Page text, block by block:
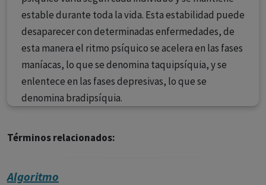
estable durante toda la vida. Esta estabilidad puede
desaparecer con determinadas enfermedades, de
esta manera el ritmo psíquico se acelera en las fases
maníacas, lo que se denomina taquipsíquia, y se
enlentece en las fases depresivas, lo que se
denomina bradipsíquia.
Términos relacionados:
Algoritmo